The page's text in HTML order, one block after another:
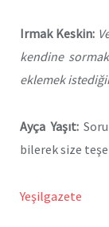
Irmak Keskin:
kendine
eklemek
Ayça Yaşıt:
bilerek size
Yeşilgazete